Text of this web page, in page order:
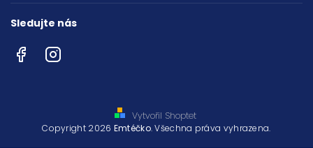
Sledujte nás
FacebookInstagram
Vytvořil Shoptet
Copyright 2026 Emtéčko. Všechna práva vyhrazena.